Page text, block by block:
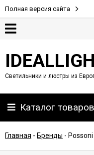
Полная версия сайта
Партнерам
Доставка
Светильники и люстры из
Каталог товаров
Главная - Бренды - Possoni